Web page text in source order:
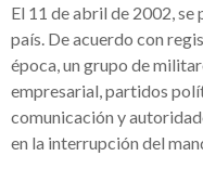
El 11 de abril de 2002,
país. De acuerdo con
época, un grupo de
empresarial, partidos
comunicación y
en la interrupción del